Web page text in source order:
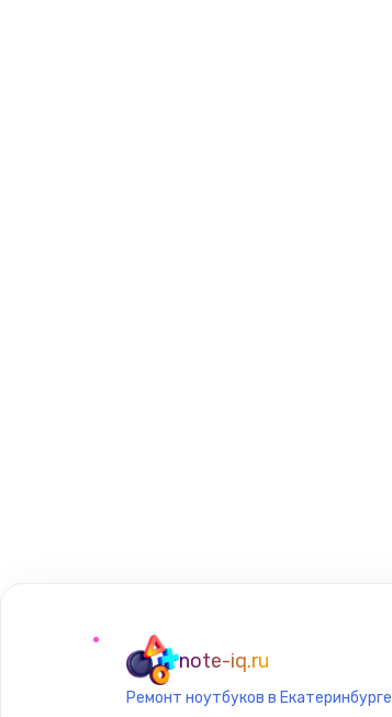
note-iq.ru
Ремонт ноутбуков в Екатеринбурге